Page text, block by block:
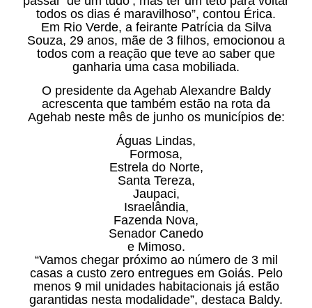
todos os dias é maravilhoso”, contou Érica.
Em Rio Verde, a feirante Patrícia da Silva
Souza, 29 anos, mãe de 3 filhos, emocionou a
todos com a reação que teve ao saber que
ganharia uma casa mobiliada.
O presidente da Agehab Alexandre Baldy
acrescenta que também estão na rota da
Agehab neste mês de junho os municípios de:
Águas Lindas,
Formosa,
Estrela do Norte,
Santa Tereza,
Jaupaci,
Israelândia,
Fazenda Nova,
Senador Canedo
e Mimoso.
“Vamos chegar próximo ao número de 3 mil
casas a custo zero entregues em Goiás. Pelo
menos 9 mil unidades habitacionais já estão
garantidas nesta modalidade”, destaca Baldy.